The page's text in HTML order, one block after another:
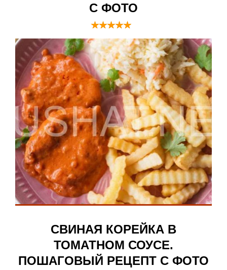
С ФОТО
СВИНАЯ КОРЕЙКА В
ТОМАТНОМ СОУСЕ.
ПОШАГОВЫЙ РЕЦЕПТ С ФОТО